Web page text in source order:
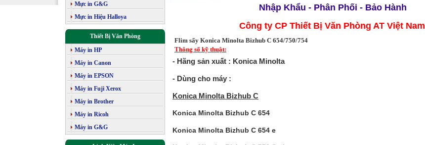
Mực in G&G
Mực in Hiệu Halloya
Thiết Bị Văn Phòng
Máy in HP
Máy in Canon
Máy in EPSON
Máy in Fuji Xerox
Máy in Brother
Máy in Ricoh
Máy in G&G
Nhập Khẩu - Phân Phối - Bảo Hành
Công ty CP Thiết Bị Văn Phòng AT Việt Nam
Flim sấy Konica Minolta Bizhub C 654/750/754
Thông số kỹ thuật:
- Hãng sản xuất : Konica Minolta
- Dùng cho máy :
Konica Minolta Bizhub C
Konica Minolta Bizhub C 654
Konica Minolta Bizhub C 654 e